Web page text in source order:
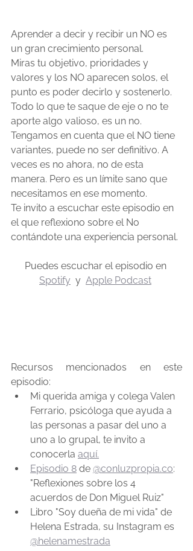
Aprender a decir y recibir un NO es
un gran crecimiento personal.
Miras tu objetivo, prioridades y
valores y los NO aparecen solos, el
punto es poder decirlo y sostenerlo.
Todo lo que te saque de eje o no te
aporte algo valioso, es un no.
Tengamos en cuenta que el NO tiene
variantes, puede no ser definitivo. A
veces es no ahora, no de esta
manera. Pero es un límite sano que
necesitamos en ese momento.
Te invito a escuchar este episodio en
el que reflexiono sobre el No
contándote una experiencia personal.
Puedes escuchar el episodio en
Spotify y Apple Podcast
Recursos mencionados en este
episodio:
Mi querida amiga y colega Valen
Ferrario, psicóloga que ayuda a
las personas a pasar del uno a
uno a lo grupal, te invito a
conocerla aquí.
Episodio 8 de @conluzpropia.co:
"Reflexiones sobre los 4
acuerdos de Don Miguel Ruiz"
Libro "Soy dueña de mi vida" de
Helena Estrada, su Instagram es
@helenamestrada